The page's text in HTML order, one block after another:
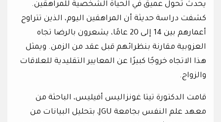
يحدث تحول عميق في الحياة الشخصية للمراهقين.
كشفت دراسة حديثة أن المراهقين اليوم، الذين تتراوح
أعمارهم بين 14 إلى 20 عامًا، يشعرون بالرضا تجاه
العزوبية مقارنة بنظرائهم قبل عقد من الزمن. ويمثل
هذا الاتجاه خروجًا كبيرًا عن المعايير التقليدية للعلاقات
والزواج.
قامت الدكتورة تيتا غونزاليس أفيليس، الباحثة من
معهد علم النفس بجامعة JGU، بتحليل البيانات من